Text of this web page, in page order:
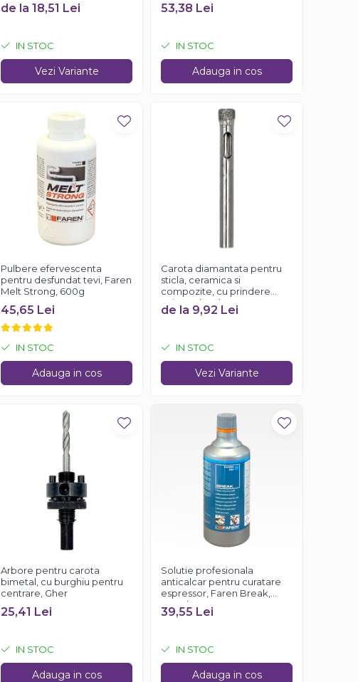
de la 18,51 Lei
IN STOC
Vezi Variante
53,38 Lei
IN STOC
Adauga in cos
Pulbere efervescenta
pentru desfundat tevi, Faren
Melt Strong, 600g
45,65 Lei
IN STOC
Adauga in cos
Carota diamantata pentru
sticla, ceramica si
compozite, cu prindere
universala, Gher
de la 9,92 Lei
IN STOC
Vezi Variante
Arbore pentru carota
bimetal, cu burghiu pentru
centrare, Gher
25,41 Lei
IN STOC
Adauga in cos
Solutie profesionala
anticalcar pentru curatare
espressor, Faren Break,
750ml
39,55 Lei
IN STOC
Adauga in cos